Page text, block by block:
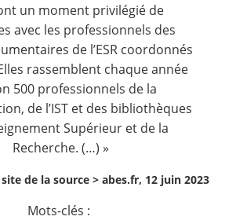
un moment privilégié de
avec les professionnels des
de l’ESR coordonnés
rassemblent chaque année
500 professionnels de la
de l’IST et des bibliothèques
Supérieur et de la
Recherche. (…) »
de la source > abes.fr, 12 juin 2023
Mots-clés :